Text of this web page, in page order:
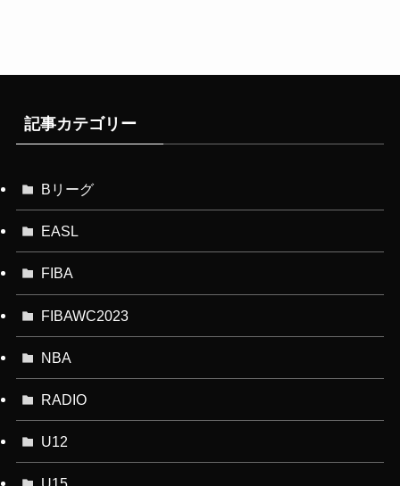
記事カテゴリー
Bリーグ
EASL
FIBA
FIBAWC2023
NBA
RADIO
U12